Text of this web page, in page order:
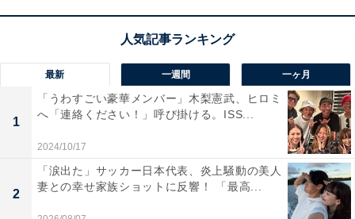
最新 一週間 一ヶ月
1
「うわすごい豪華メンバー」木梨憲武、ヒロミ
へ「連絡ください！」呼び掛ける。ISS...
2024/10/17
2
「涙出た」サッカー日本代表、炎上騒動の美人
妻との幸せ家族ショットに反響！ 「最高...